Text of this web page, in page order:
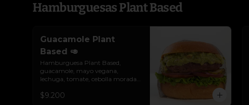
Hamburguesas Plant Based
Guacamole Plant
Based 🥑
Hamburguesa Plant Based,
guacamole, mayo vegana,
lechuga, tomate, cebolla morada
pan vegano suave y ligeramente
$9.200